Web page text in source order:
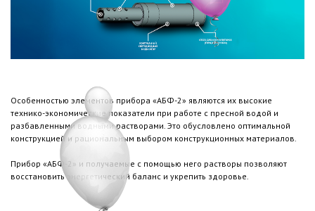
Особенностью элементов прибора «АБФ-2» являются их высокие
технико-экономические показатели при работе с пресной водой и
разбавленными водными растворами. Это обусловлено оптимальной
конструкцией и рациональным выбором конструкционных материалов.
Прибор «АБФ-2» и получаемые с помощью него растворы позволяют
восстановить энергетический баланс и укрепить здоровье.